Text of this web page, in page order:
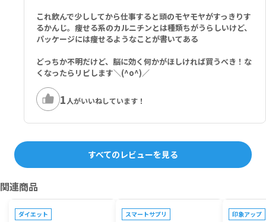
これ飲んで少ししてから仕事すると頭のモヤモヤがすっきりす
るかんじ。痩せる系のカルニチンとは種類ちがうらしいけど、
パッケージには痩せるようなことが書いてある
どっちか不明だけど、脳に効く何かがほしければ買うべき！な
くなったらリピします＼(^o^)／
1 人がいいねしています！
すべてのレビューを見る
関連商品
プレゼントキャンペーン対象
ダイエット スマートサプリ 印象アップ